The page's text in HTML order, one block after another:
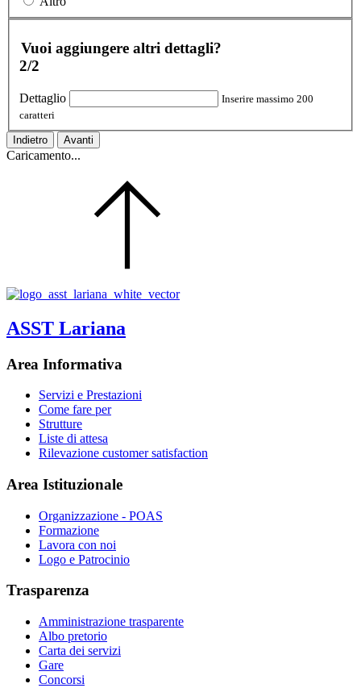
Vuoi aggiungere altri dettagli?
2/2
Dettaglio
Inserire massimo 200
caratteri
Indietro Avanti
Caricamento...
ASST Lariana
Area Informativa
Servizi e Prestazioni
Come fare per
Strutture
Liste di attesa
Rilevazione customer satisfaction
Area Istituzionale
Organizzazione - POAS
Formazione
Lavora con noi
Logo e Patrocinio
Trasparenza
Amministrazione trasparente
Albo pretorio
Carta dei servizi
Gare
Concorsi